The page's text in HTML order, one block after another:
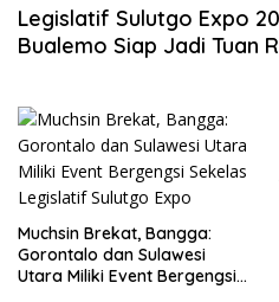
Juni 2023
Legislatif Sulutgo Expo
Bualemo Siap Jadi Tuan
Muchsin Brekat, Bangga:
Gorontalo dan Sulawesi
Utara Miliki Event Bergengsi